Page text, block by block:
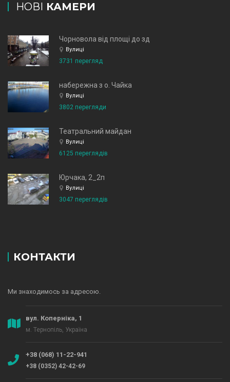
НОВІ КАМЕРИ
Чорновола від площі до зд
Вулиці
3731 перегляд
набережна з о. Чайка
Вулиці
3802 перегляди
Театральний майдан
Вулиці
6125 переглядів
Юрчака, 2_2п
Вулиці
3047 переглядів
КОНТАКТИ
Ми знаходимось за адресою.
вул. Коперніка, 1
м. Тернопіль, Україна
+38 (068) 11-22-941
+38 (0352) 42-42-69